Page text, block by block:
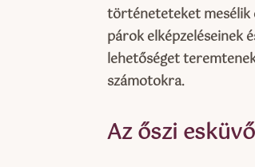
történeteteket mesélik
párok elképzeléseinek
lehetőséget
számotokra.
Az őszi